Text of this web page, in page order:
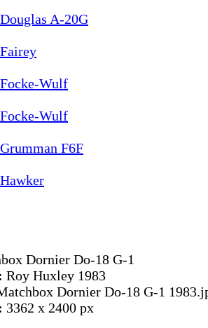
Dornier Do-18 G-1
Roy Huxley 1983
Dornier Do-18 G-1
3362 x 2400 px